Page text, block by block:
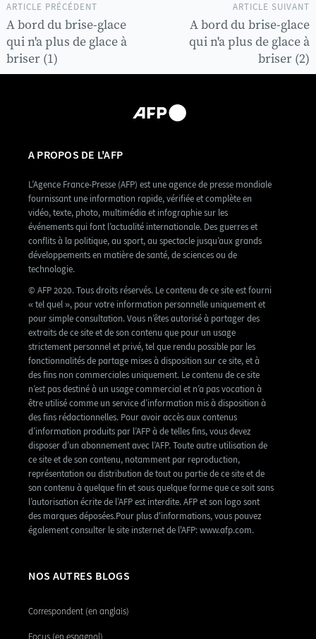
ARTICLE SUIVANT
A bord du brise-glace
qui n'a plus de glace à
briser (2)
ARTICLE PRÉCÉDENT
A bord du brise-glace
qui n'a plus de glace à
briser (1)
A PROPOS DE L'AFP
L’Agence France-Presse (AFP) est une agence de presse mondiale
fournissant une information rapide, vérifiée et complète en
vidéo, texte, photo, multimédia et infographie sur les
événements qui font l’actualité internationale. Des guerres et
conflits à la politique, au sport, au spectacle jusqu’aux grands
développements en matière de santé, de sciences ou de
technologie.
© AFP 2020. Tous droits réservés. Le contenu de ce site est fourni
« tel quel », pour votre information personnelle uniquement et
pour simple consultation. Vous n’êtes autorisé à partager des
extraits de ce site et de son contenu que pour un usage
strictement personnel et privé, tel que rendu possible par les
fonctionnalités de partage mises à disposition sur ce site, et à
des fins non commerciales uniquement. Le contenu de ce site
n’est pas destiné à un usage commercial et n’a pas vocation à
être utilisé comme un service d’information mis à disposition à
des fins rédactionnelles. Pour avoir accès aux contenus
d’information produits par l’AFP à de telles fins, vous devez
disposer d’un abonnement avec l’AFP. Toute autre utilisation de
ce site et de son contenu, notamment par reproduction,
représentation ou distribution de tout ou partie de ce site et de
son contenu à quelque fin et sous quelque forme que ce soit sans
l’autorisation écrite de l’AFP est interdite. AFP et son logo sont
des marques déposées.Pour plus d'informations, vous pouvez
également consulter le site insternet de l'AFP: www.afp.com.
NOS AUTRES BLOGS
Correspondent (en anglais)
Focus (en espagnol)